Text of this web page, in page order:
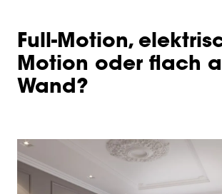
Full-Motion,
Motion oder flach
Wand?